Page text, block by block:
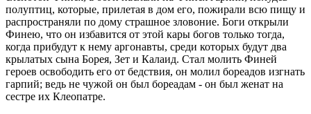
полуптиц, которые, прилетая в дом его, пожирали всю пищу и
распространяли по дому страшное зловоние. Боги открыли
Финею, что он избавится от этой кары богов только тогда,
когда прибудут к нему аргонавты, среди которых будут два
крылатых сына Борея, Зет и Калаид. Стал молить Финей
героев освободить его от бедствия, он молил бореадов изгнать
гарпий; ведь не чужой он был бореадам - он был женат на
сестре их Клеопатре.